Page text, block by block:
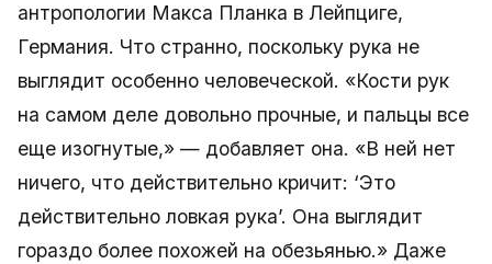
антропологии Макса Планка в Лейпциге,
Германия. Что странно, поскольку рука не
выглядит особенно человеческой. «Кости рук
на самом деле довольно прочные, и пальцы все
еще изогнутые,» — добавляет она. «В ней нет
ничего, что действительно кричит: ‘Это
действительно ловкая рука’. Она выглядит
гораздо более похожей на обезьянью.» Даже